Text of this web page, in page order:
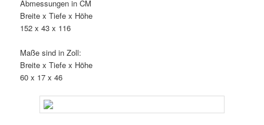
Abmessungen in CM
Breite x Tiefe x Höhe
152 x 43 x 116
Maße sind in Zoll:
Breite x Tiefe x Höhe
60 x 17 x 46